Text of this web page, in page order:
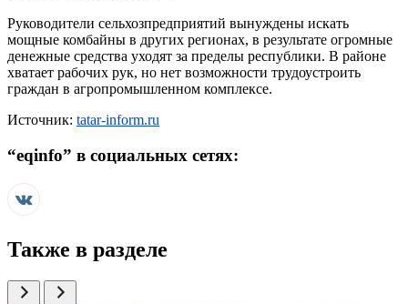
Руководители сельхозпредприятий вынуждены искать
мощные комбайны в других регионах, в результате огромные
денежные средства уходят за пределы республики. В районе
хватает рабочих рук, но нет возможности трудоустроить
граждан в агропромышленном комплексе.
Источник: tatar-inform.ru
“eqinfo” в социальных сетях:
Также в разделе